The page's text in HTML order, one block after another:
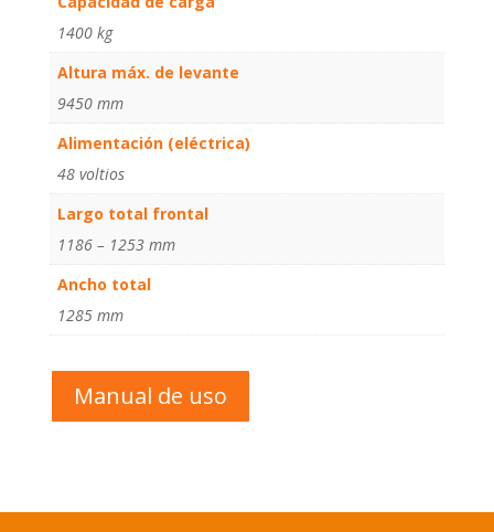
1400 kg
Altura máx. de levante
9450 mm
Alimentación (eléctrica)
48 voltios
Largo total frontal
1186 – 1253 mm
Ancho total
1285 mm
Manual de uso